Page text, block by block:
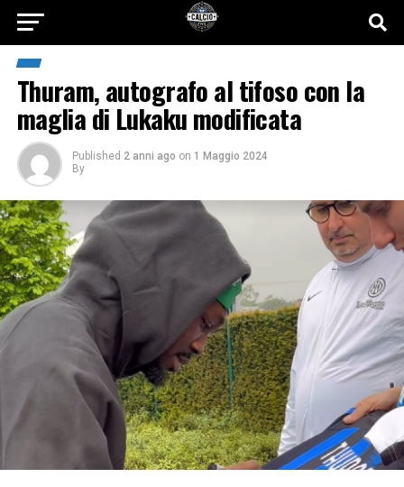
Thuram, autografo al tifoso con la
maglia di Lukaku modificata
Published 2 anni ago on 1 Maggio 2024
By